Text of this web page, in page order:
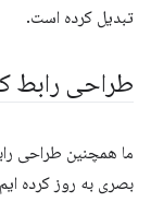
تبدیل کرده است.
طراحی رابط
ما همچنین طراحی
بصری به روز کرده